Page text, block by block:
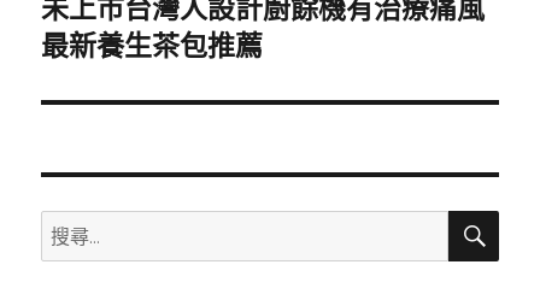
下
一
文
未上市台灣人設計廚餘機有治療痛風
最新養生茶包推薦
搜
尋
搜